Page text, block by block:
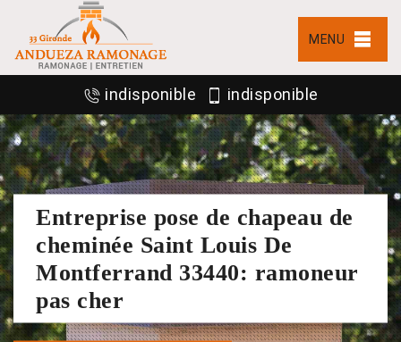
MENU
indisponible indisponible
Entreprise pose de chapeau de
cheminée Saint Louis De
Montferrand 33440: ramoneur
pas cher